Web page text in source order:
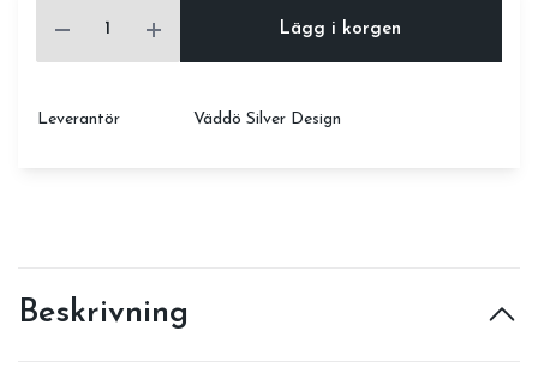
Lägg i korgen
Leverantör Väddö Silver Design
Beskrivning